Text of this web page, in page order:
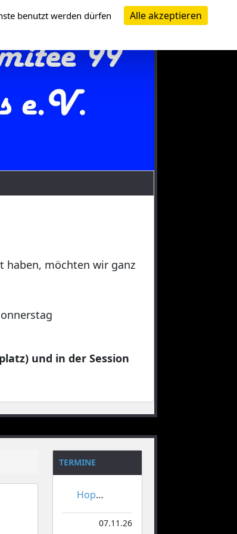
haben, möchten wir ganz
und in der Session
TERMINE
Hoppeditzerwachen
07.11.26
benutzt werden dürfen
Alle akzeptieren